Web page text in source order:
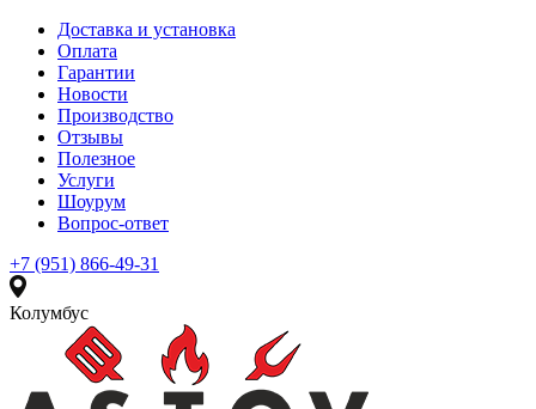
Доставка и установка
Оплата
Гарантии
Новости
Производство
Отзывы
Полезное
Услуги
Шоурум
Вопрос-ответ
+7 (951) 866-49-31
Колумбус